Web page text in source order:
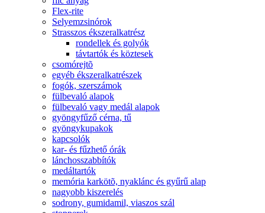
Flex-rite
Selyemzsinórok
Strasszos ékszeralkatrész
rondellek és golyók
távtartók és köztesek
csomórejtõ
egyéb ékszeralkatrészek
fogók, szerszámok
fülbevaló alapok
fülbevaló vagy medál alapok
gyöngyfűző cérna, tű
gyöngykupakok
kapcsolók
kar- és fűzhető órák
lánchosszabbítók
medáltartók
memória karkötõ, nyaklánc és gyűrű alap
nagyobb kiszerelés
sodrony, gumidamil, viaszos szál